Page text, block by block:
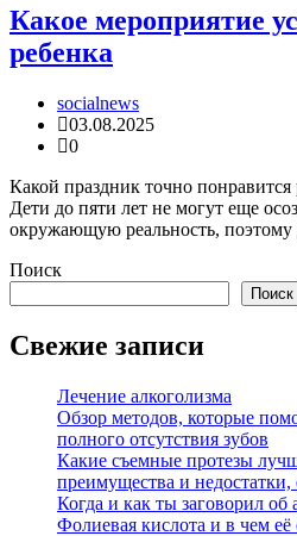
Какое мероприятие
ребенка
socialnews
03.08.2025
0
Какой праздник точно понравится
Дети до пяти лет не могут еще
окружающую реальность,
Поиск
Поиск
Свежие записи
Лечение алкоголизма
Обзор методов, которые
полного отсутствия зубов
Какие съемные протезы
преимущества и
Когда и как ты заговорил об
Фолиевая кислота и в чем её